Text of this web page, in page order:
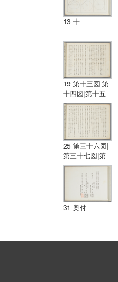
13 十
19 第十三図|第
十四図|第十五
図|第十六図
25 第三十六図|
第三十七図|第
三十八図|第三
十九図
31 奥付